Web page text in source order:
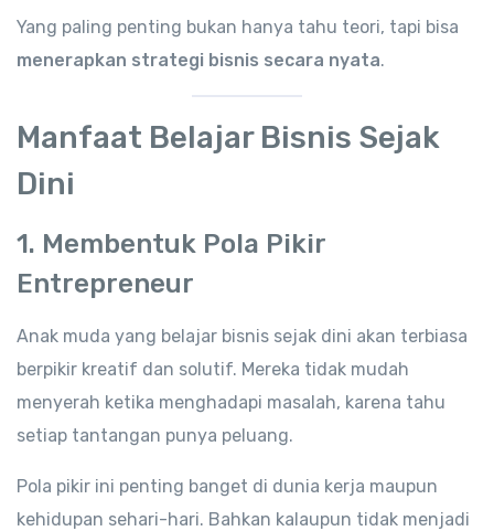
Yang paling penting bukan hanya tahu teori, tapi bisa
menerapkan strategi bisnis secara nyata.
Manfaat Belajar Bisnis Sejak
Dini
1. Membentuk Pola Pikir
Entrepreneur
Anak muda yang belajar bisnis sejak dini akan terbiasa
berpikir kreatif dan solutif. Mereka tidak mudah
menyerah ketika menghadapi masalah, karena tahu
setiap tantangan punya peluang.
Pola pikir ini penting banget di dunia kerja maupun
kehidupan sehari-hari. Bahkan kalaupun tidak menjadi